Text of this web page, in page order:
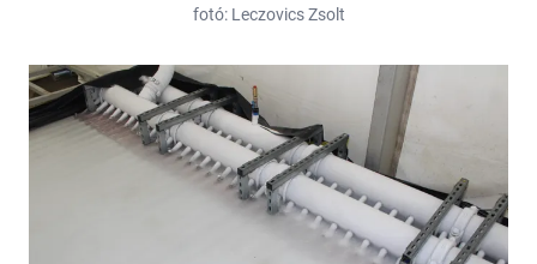
fotó: Leczovics Zsolt